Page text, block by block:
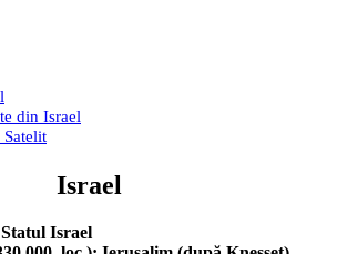
din Israel
Israel
Israel